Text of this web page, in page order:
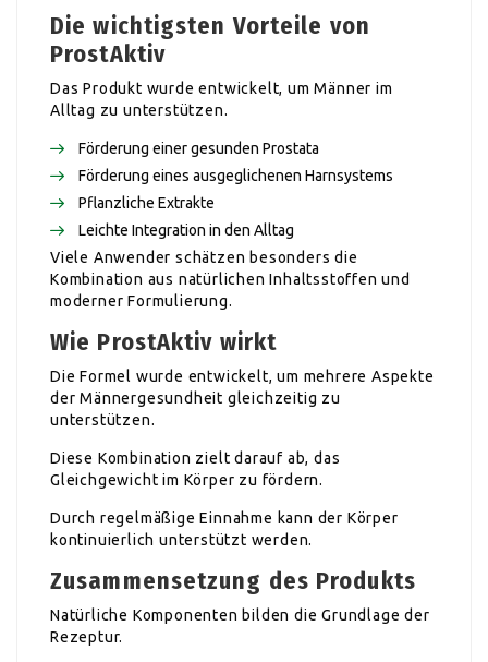
Die wichtigsten Vorteile von
ProstAktiv
Das Produkt wurde entwickelt, um Männer im
Alltag zu unterstützen.
Förderung einer gesunden Prostata
Förderung eines ausgeglichenen Harnsystems
Pflanzliche Extrakte
Leichte Integration in den Alltag
Viele Anwender schätzen besonders die
Kombination aus natürlichen Inhaltsstoffen und
moderner Formulierung.
Wie ProstAktiv wirkt
Die Formel wurde entwickelt, um mehrere Aspekte
der Männergesundheit gleichzeitig zu
unterstützen.
Diese Kombination zielt darauf ab, das
Gleichgewicht im Körper zu fördern.
Durch regelmäßige Einnahme kann der Körper
kontinuierlich unterstützt werden.
Zusammensetzung des Produkts
Natürliche Komponenten bilden die Grundlage der
Rezeptur.